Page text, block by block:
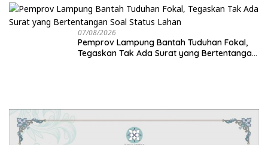
07/08/2026
Pemprov Lampung Bantah Tuduhan Fokal,
Tegaskan Tak Ada Surat yang Bertentangan